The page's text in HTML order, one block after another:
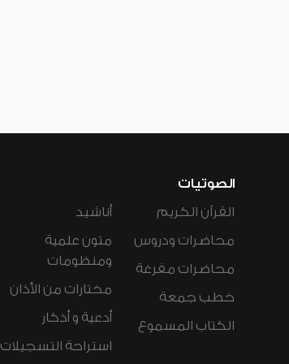
الصوتيات
القرآن الكريم
محاضرات ودروس
محاضرات مفرغة
خطب جمعة
الكتاب المسموع
أناشيد
متون علمية
ومنظومات
مختارات من الأذان
أدعية و أذكار
استراحة التسجيلات